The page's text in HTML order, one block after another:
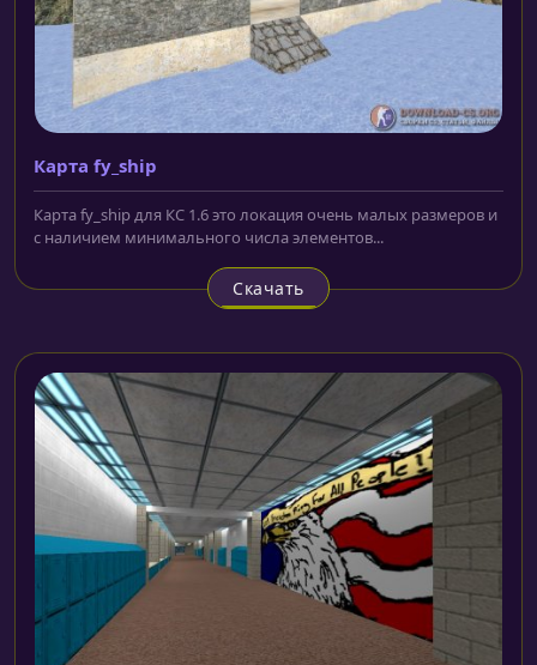
Карта fy_ship
Карта fy_ship для КС 1.6 это локация очень малых размеров и
с наличием минимального числа элементов...
Скачать